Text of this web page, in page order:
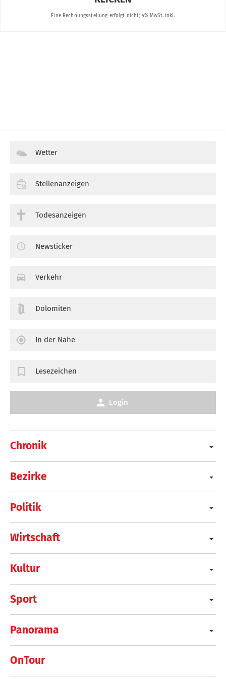
Chronik
Bezirke
Politik
Wirtschaft
Kultur
Sport
Panorama
OnTour
Wetter
Stellenanzeigen
Todesanzeigen
Newsticker
Verkehr
Dolomiten
In der Nähe
Lesezeichen
Login